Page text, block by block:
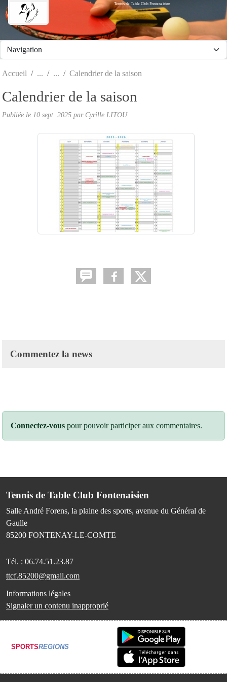
Tennis de Table Club Fontenaisien
Accueil Calendrier de la saison
Calendrier de la saison
Publiée le 10 sept. 2025 par Cyrille LITOU
Commentez la news
Connectez-vous pour pouvoir participer aux commentaires.
Tennis de Table Club Fontenaisien
Salle André Forens, la plaine des sports, avenue du Général de
Gaulle
85200 FONTENAY-LE-COMTE
Tél. : 06.74.51.23.87
ttcf.85200@gmail.com
Informations légales
Signaler un contenu inapproprié
SPORTSREGIONS
Panneau de gestion des cookies